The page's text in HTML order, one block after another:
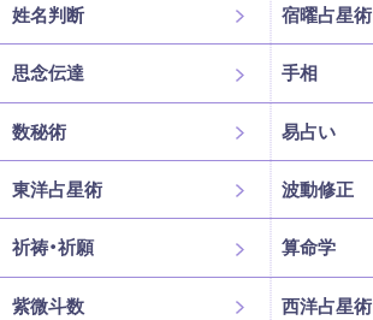
姓名判断 宿曜占星術
思念伝達 手相
数秘術 易占い
東洋占星術 波動修正
祈祷・祈願 算命学
紫微斗数 西洋占星術